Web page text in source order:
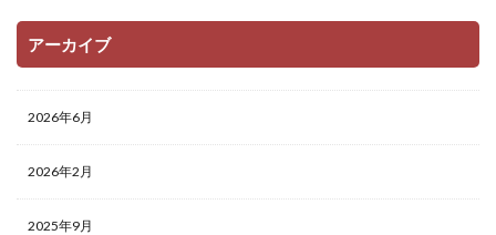
アーカイブ
2026年6月
2026年2月
2025年9月